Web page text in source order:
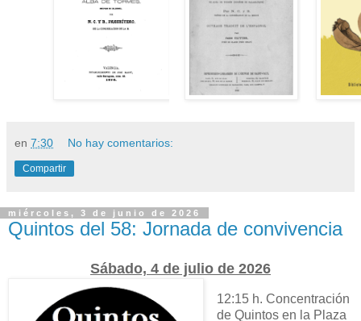
en 7:30 No hay comentarios:
Compartir
miércoles, 3 de junio de 2026
Quintos del 58: Jornada de convivencia
Sábado, 4 de julio de 2026
12:15 h. Concentración
de Quintos en la Plaza